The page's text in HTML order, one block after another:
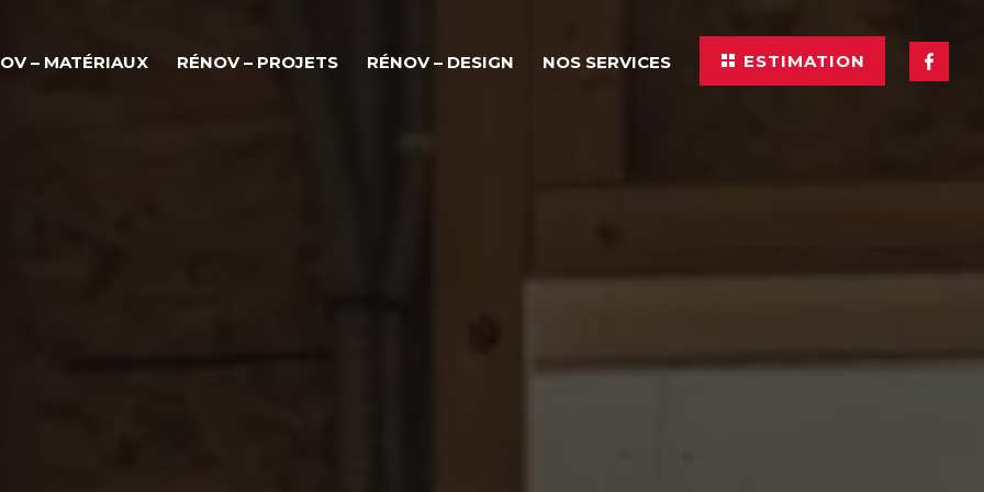
– MATÉRIAUX RÉNOV – PROJETS RÉNOV – DESIGN NOS SERVICES ESTIMATION